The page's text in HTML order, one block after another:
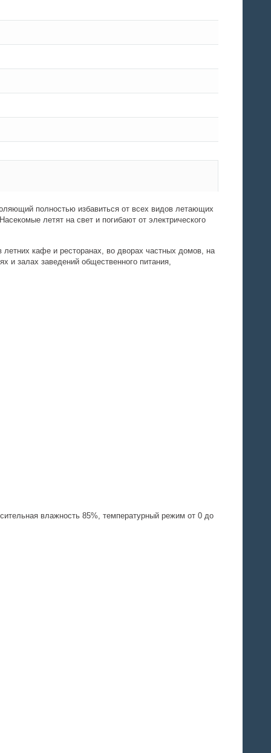
полностью избавиться от всех видов летающих
летят на свет и погибают от электрического
кафе и ресторанах, во дворах частных домов, на
и залах заведений общественного питания,
влажность 85%, температурный режим от 0 до